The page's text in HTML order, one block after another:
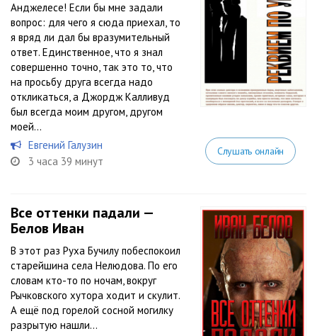
Анджелесе! Если бы мне задали
вопрос: для чего я сюда приехал, то
я вряд ли дал бы вразумительный
ответ. Единственное, что я знал
совершенно точно, так это то, что
на просьбу друга всегда надо
откликаться, а Джордж Калливуд
был всегда моим другом, другом
моей...
Евгений Галузин
3 часа 39 минут
Слушать онлайн
Все оттенки падали —
Белов Иван
В этот раз Руха Бучилу побеспокоил
старейшина села Нелюдова. По его
словам кто-то по ночам, вокруг
Рычковского хутора ходит и скулит.
А ещё под горелой сосной могилку
разрытую нашли…